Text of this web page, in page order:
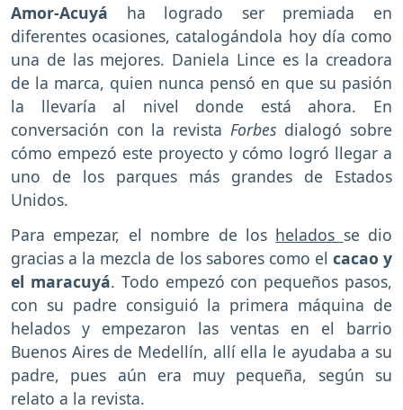
Amor-Acuyá ha logrado ser premiada en
diferentes ocasiones, catalogándola hoy día como
una de las mejores. Daniela Lince es la creadora
de la marca, quien nunca pensó en que su pasión
la llevaría al nivel donde está ahora. En
conversación con la revista Forbes dialogó sobre
cómo empezó este proyecto y cómo logró llegar a
uno de los parques más grandes de Estados
Unidos.
Para empezar, el nombre de los helados se dio
gracias a la mezcla de los sabores como el cacao y
el maracuyá. Todo empezó con pequeños pasos,
con su padre consiguió la primera máquina de
helados y empezaron las ventas en el barrio
Buenos Aires de Medellín, allí ella le ayudaba a su
padre, pues aún era muy pequeña, según su
relato a la revista.